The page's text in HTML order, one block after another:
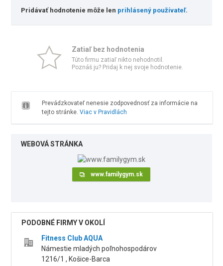
Pridávať hodnotenie môže len prihlásený používateľ.
Zatiaľ bez hodnotenia
Túto firmu zatiaľ nikto nehodnotil.
Poznáš ju? Pridaj k nej svoje hodnotenie.
Prevádzkovateľ nenesie zodpovednosť za informácie na
tejto stránke. Viac v Pravidlách
WEBOVÁ STRÁNKA
www.familygym.sk
PODOBNÉ FIRMY V OKOLÍ
Fitness Club AQUA
Námestie mladých poľnohospodárov
1216/1 , Košice-Barca